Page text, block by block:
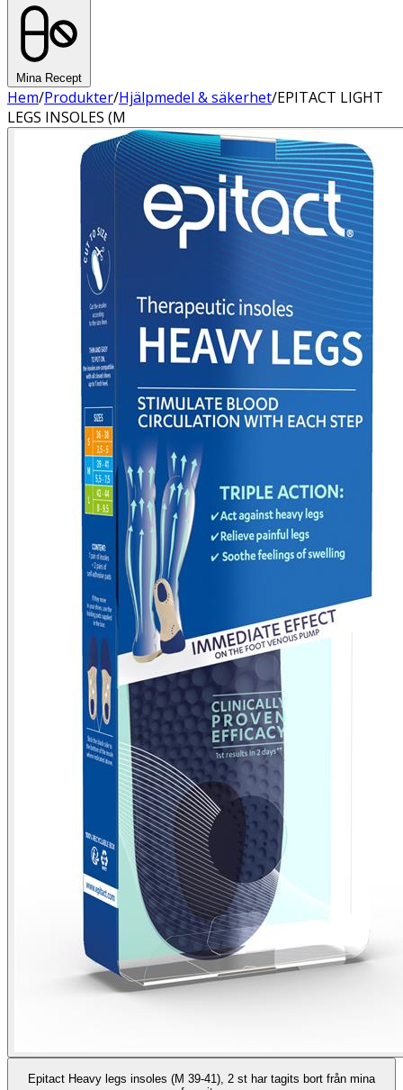
Mina Recept
Hem/Produkter/Hjälpmedel & säkerhet/EPITACT LIGHT
LEGS INSOLES (M
Epitact Heavy legs insoles (M 39-41), 2 st har tagits bort från mina